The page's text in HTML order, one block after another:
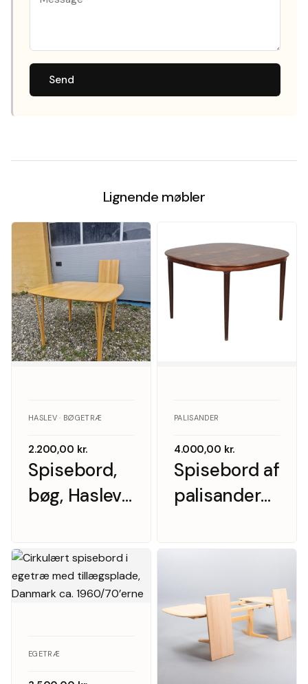
Send
Lignende møbler
Spisebord,
bøg, Haslev,
HASLEV · BØGETRÆ
2.200,00 kr.
Spisebord af
palisander
udtræk,
PALISANDER
4.000,00 kr.
EGETRÆ